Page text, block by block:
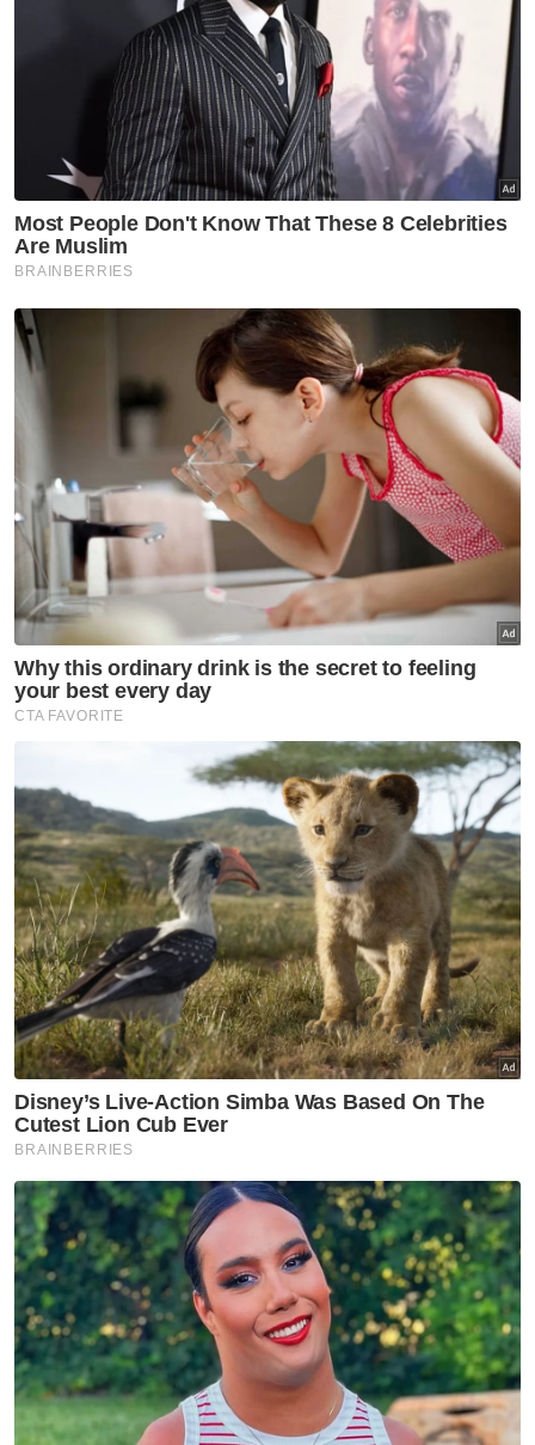
Ujar Fauziah, meskipun keadaan Jahidah
begitu, namun dia selalu mengingatkan Nufail
yang itu adalah ibu kandungnya.
Jelasnya, setiap hari dia akan meletakkan
anak kecil itu di sisi Jahidah dan dengan
kuasa ALLAH ada ketikanya kelihatan tindak
balas antara mereka.
kakak berkelip-kelip bila letak Nufail di sisinya.
"Tapi mungkin Nufail masih kecil nak faham
apa yang berlaku dan saya sebagai ibu
saudaranya akan cuba beri yang terbaik
buatnya,"katanya.
Sementara itu suami Fauziah, Mohd Razi
Mokhtar, 40, pula berkata, dia geram apabila
mengenang penderitaan yang ditanggung
kakak iparnya itu ditambah pula ketika itu
sedang mengandung.
"Tak sepatutnya wanita mengandung
diperlakukan begitu. Kalau fikir memang
geram dibuatnya dan saya harap kakak ipar
saya mendapat keadilan atas apa yang
berlaku,"katanya.
Dalam kejadian 4 Mei 2021, Jahidah yang
menetap di Johor Bahru koma kerana
kecederaan parah di kepala, selain rahang,
tulang belakang dan rusuk retak akibat
dipukul suaminya.
Lebih menyedihkan, ketika kejadian penjawat
awam berkenaan sedang mengandung dan
anaknya telah selamat dilahirkan secara
Ikuti Channel rasmi Sinar Harian di WhatsApp
supaya anda tidak terlepas berita-berita
terkini daripada kami. Jom!Klik di sini!
Muat turun aplikasi Sinar Harian.Klik di sini!
Harap bantu kajian selidik kami dan
dapatkan baucar tunai.
×